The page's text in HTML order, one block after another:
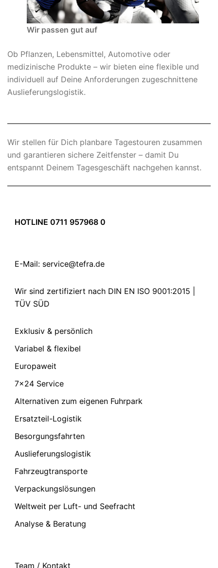
Wir passen gut auf
Ob Pflanzen, Lebensmittel, Automotive oder
medizinische Produkte – wir bieten eine flexible und
individuell auf Deine Anforderungen zugeschnittene
Auslieferungslogistik.
Wir stellen für Dich planbare Tagestouren zusammen
und garantieren sichere Zeitfenster – damit Du
entspannt Deinem Tagesgeschäft nachgehen kannst.
HOTLINE 0711 957968 0
E-Mail: service@tefra.de
Wir sind zertifiziert nach DIN EN ISO 9001:2015 |
TÜV SÜD
Exklusiv & persönlich
Variabel & flexibel
Europaweit
7×24 Service
Alternativen zum eigenen Fuhrpark
Ersatzteil-Logistik
Besorgungsfahrten
Auslieferungslogistik
Fahrzeugtransporte
Verpackungslösungen
Weltweit per Luft- und Seefracht
Analyse & Beratung
Team / Kontakt